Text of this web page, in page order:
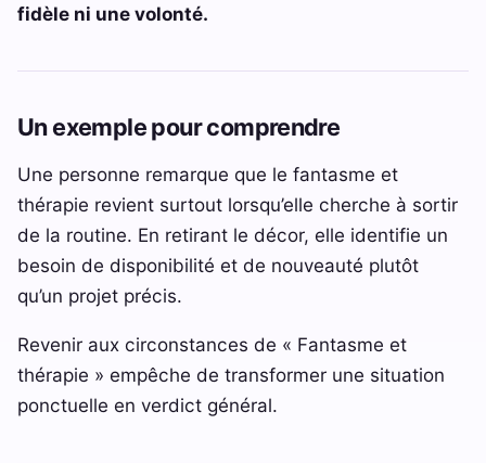
fidèle ni une volonté.
Un exemple pour comprendre
Une personne remarque que le fantasme et
thérapie revient surtout lorsqu’elle cherche à sortir
de la routine. En retirant le décor, elle identifie un
besoin de disponibilité et de nouveauté plutôt
qu’un projet précis.
Revenir aux circonstances de « Fantasme et
thérapie » empêche de transformer une situation
ponctuelle en verdict général.